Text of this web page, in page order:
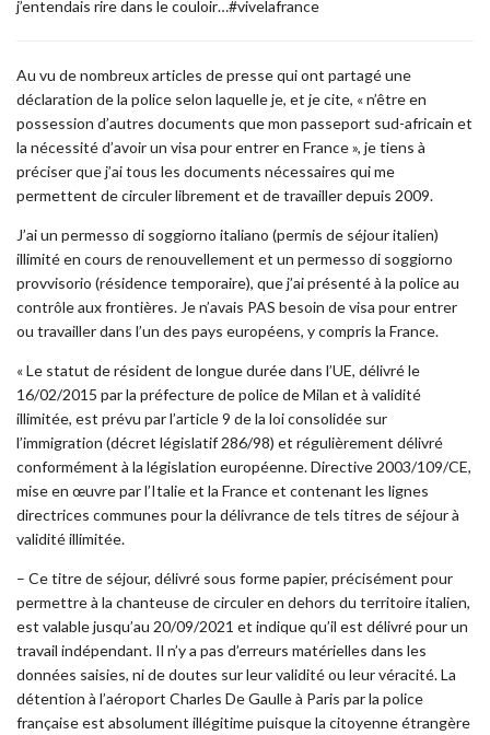
j’entendais rire dans le couloir…#vivelafrance
Au vu de nombreux articles de presse qui ont partagé une
déclaration de la police selon laquelle je, et je cite, « n’être en
possession d’autres documents que mon passeport sud-africain et
la nécessité d’avoir un visa pour entrer en France », je tiens à
préciser que j’ai tous les documents nécessaires qui me
permettent de circuler librement et de travailler depuis 2009.
J’ai un permesso di soggiorno italiano (permis de séjour italien)
illimité en cours de renouvellement et un permesso di soggiorno
provvisorio (résidence temporaire), que j’ai présenté à la police au
contrôle aux frontières. Je n’avais PAS besoin de visa pour entrer
ou travailler dans l’un des pays européens, y compris la France.
« Le statut de résident de longue durée dans l’UE, délivré le
16/02/2015 par la préfecture de police de Milan et à validité
illimitée, est prévu par l’article 9 de la loi consolidée sur
l’immigration (décret législatif 286/98) et régulièrement délivré
conformément à la législation européenne. Directive 2003/109/CE,
mise en œuvre par l’Italie et la France et contenant les lignes
directrices communes pour la délivrance de tels titres de séjour à
validité illimitée.
– Ce titre de séjour, délivré sous forme papier, précisément pour
permettre à la chanteuse de circuler en dehors du territoire italien,
est valable jusqu’au 20/09/2021 et indique qu’il est délivré pour un
travail indépendant. Il n’y a pas d’erreurs matérielles dans les
données saisies, ni de doutes sur leur validité ou leur véracité. La
détention à l’aéroport Charles De Gaulle à Paris par la police
française est absolument illégitime puisque la citoyenne étrangère